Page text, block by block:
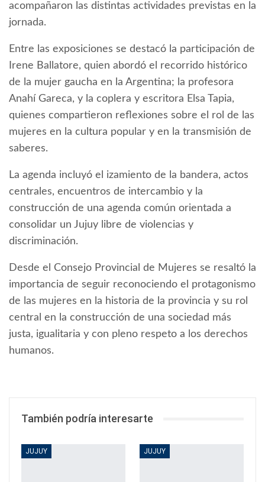
acompañaron las distintas actividades previstas en la
jornada.
Entre las exposiciones se destacó la participación de
Irene Ballatore, quien abordó el recorrido histórico
de la mujer gaucha en la Argentina; la profesora
Anahí Gareca, y la coplera y escritora Elsa Tapia,
quienes compartieron reflexiones sobre el rol de las
mujeres en la cultura popular y en la transmisión de
saberes.
La agenda incluyó el izamiento de la bandera, actos
centrales, encuentros de intercambio y la
construcción de una agenda común orientada a
consolidar un Jujuy libre de violencias y
discriminación.
Desde el Consejo Provincial de Mujeres se resaltó la
importancia de seguir reconociendo el protagonismo
de las mujeres en la historia de la provincia y su rol
central en la construcción de una sociedad más
justa, igualitaria y con pleno respeto a los derechos
humanos.
También podría interesarte
JUJUY JUJUY